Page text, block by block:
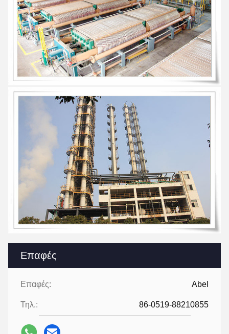
Επαφές
Επαφές: Abel
Τηλ.: 86-0519-88210855